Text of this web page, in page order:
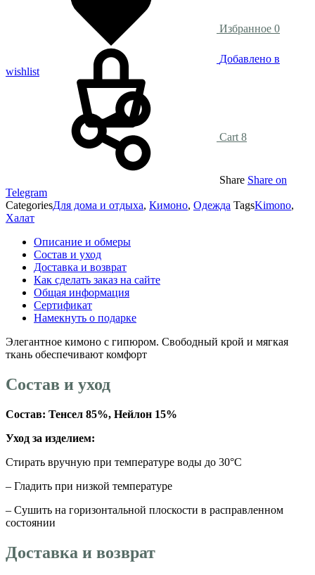
Избранное 0
Cart 8
Добавлено в
wishlist
Share Share on
Telegram
CategoriesДля дома и отдыха, Кимоно, Одежда TagsKimono,
Халат
Описание и обмеры
Состав и уход
Доставка и возврат
Как сделать заказ на сайте
Общая информация
Сертификат
Намекнуть о подарке
Элегантное кимоно с гипюром. Свободный крой и мягкая
ткань обеспечивают комфорт
Состав и уход
Состав: Тенсел 85%, Нейлон 15%
Уход за изделием:
Стирать вручную при температуре воды до 30°C
– Гладить при низкой температуре
– Сушить на горизонтальной плоскости в расправленном
состоянии
Доставка и возврат